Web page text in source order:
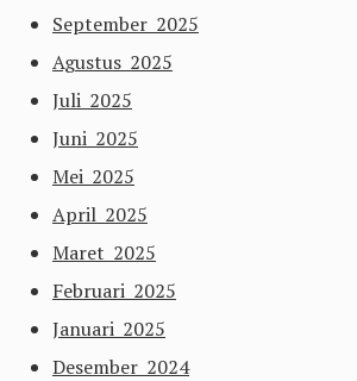
September 2025
Agustus 2025
Juli 2025
Juni 2025
Mei 2025
April 2025
Maret 2025
Februari 2025
Januari 2025
Desember 2024